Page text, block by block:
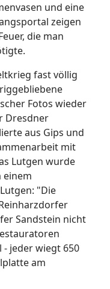
und eine
zeigen
die man
fast völlig
Fotos wieder
Dresdner
aus Gips und
mit
Lutgen wurde
einem
"Die
Sandstein nicht
jeder wiegt 650
am